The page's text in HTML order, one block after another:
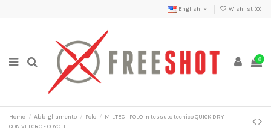
English Wishlist (0)
0
Home Abbigliamento Polo
MILTEC - POLO in tessuto tecnico QUICK DRY
CON VELCRO - COYOTE